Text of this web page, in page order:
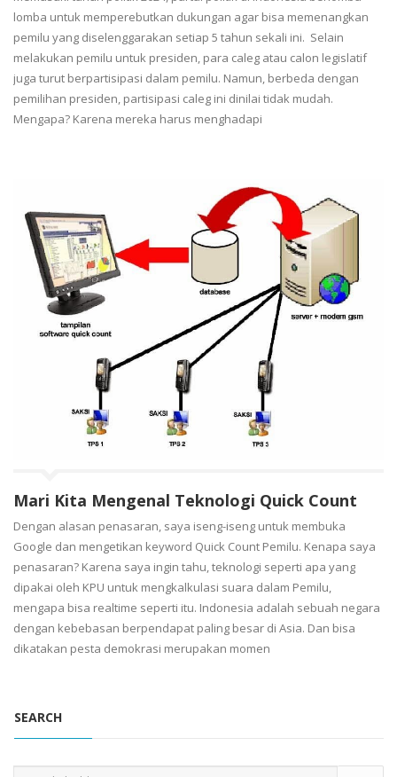
lomba untuk memperebutkan dukungan agar bisa memenangkan
pemilu yang diselenggarakan setiap 5 tahun sekali ini. Selain
melakukan pemilu untuk presiden, para caleg atau calon legislatif
juga turut berpartisipasi dalam pemilu. Namun, berbeda dengan
pemilihan presiden, partisipasi caleg ini dinilai tidak mudah.
Mengapa? Karena mereka harus menghadapi
Mari Kita Mengenal Teknologi Quick Count
Dengan alasan penasaran, saya iseng-iseng untuk membuka
Google dan mengetikan keyword Quick Count Pemilu. Kenapa saya
penasaran? Karena saya ingin tahu, teknologi seperti apa yang
dipakai oleh KPU untuk mengkalkulasi suara dalam Pemilu,
mengapa bisa realtime seperti itu. Indonesia adalah sebuah negara
dengan kebebasan berpendapat paling besar di Asia. Dan bisa
dikatakan pesta demokrasi merupakan momen
SEARCH